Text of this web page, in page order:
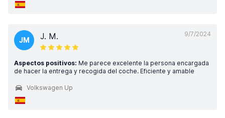
9/7/2024
JM J. M.
Aspectos positivos: Me parece excelente la persona encargada
de hacer la entrega y recogida del coche. Eficiente y amable
Volkswagen Up